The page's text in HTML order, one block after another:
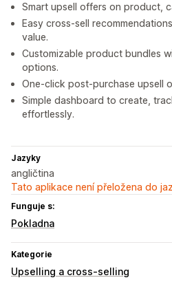
Smart upsell offers on product,
Easy cross-sell
value.
Customizable product bundles
options.
One-click post-purchase upsell
Simple dashboard to create,
effortlessly.
Jazyky
angličtina
Tato aplikace není přeložena do
Funguje s:
Pokladna
Kategorie
Upselling a cross-selling